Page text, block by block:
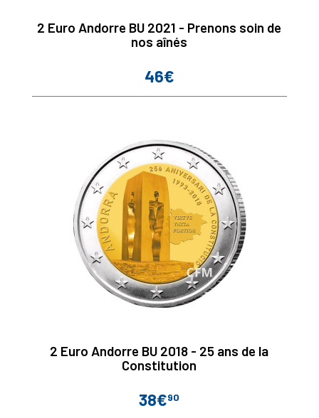
2 Euro Andorre BU 2021 - Prenons soin de
nos aînés
Prix
46€
2 Euro Andorre BU 2018 - 25 ans de la
Constitution
Prix
38€90